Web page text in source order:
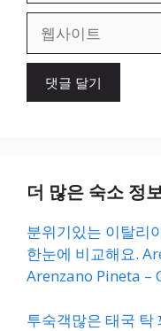
일
이
더 많은 숙소 정
분위기있는 이탈리
한눈에 비교해요.
Arenzano Pineta –
투숙객많은 태국 탁